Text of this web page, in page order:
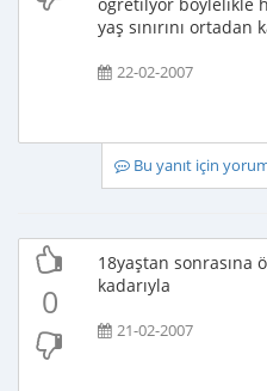
yaş sınırını ortadan
22-02-2007
Bu yanıt için
0
18yaştan sonrasına
kadarıyla
21-02-2007